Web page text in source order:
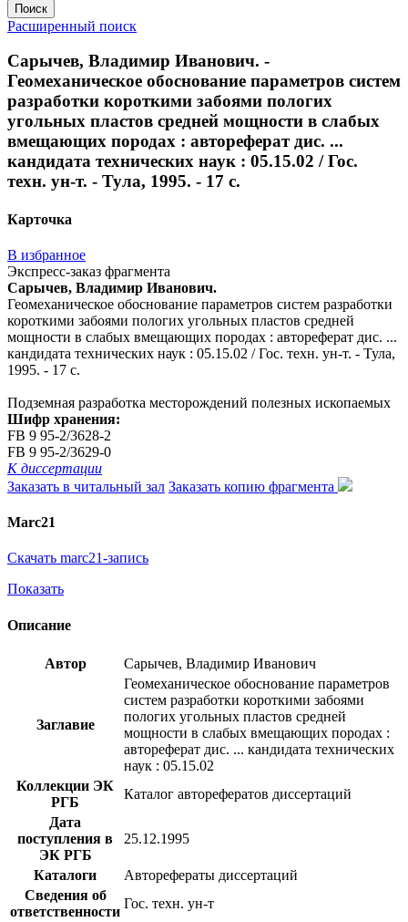
Поиск
Расширенный поиск
Сарычев, Владимир Иванович. -
Геомеханическое обоснование параметров систем
разработки короткими забоями пологих
угольных пластов средней мощности в слабых
вмещающих породах : автореферат дис. ...
кандидата технических наук : 05.15.02 / Гос.
техн. ун-т. - Тула, 1995. - 17 с.
Карточка
В избранное
Экспресс-заказ фрагмента
Сарычев, Владимир Иванович.
Геомеханическое обоснование параметров систем разработки
короткими забоями пологих угольных пластов средней
мощности в слабых вмещающих породах : автореферат дис. ...
кандидата технических наук : 05.15.02 / Гос. техн. ун-т. - Тула,
1995. - 17 с.
Подземная разработка месторождений полезных ископаемых
Шифр хранения:
FB 9 95-2/3628-2
FB 9 95-2/3629-0
К диссертации
Заказать в читальный зал Заказать копию фрагмента
Marc21
Скачать marc21-запись
Показать
Описание
Автор Сарычев, Владимир Иванович
Заглавие
Геомеханическое обоснование параметров
систем разработки короткими забоями
пологих угольных пластов средней
мощности в слабых вмещающих породах :
автореферат дис. ... кандидата технических
наук : 05.15.02
Коллекции ЭК
РГБ
Каталог авторефератов диссертаций
Дата
поступления в
ЭК РГБ
25.12.1995
Каталоги
Авторефераты диссертаций
Сведения об
ответственности
Гос. техн. ун-т